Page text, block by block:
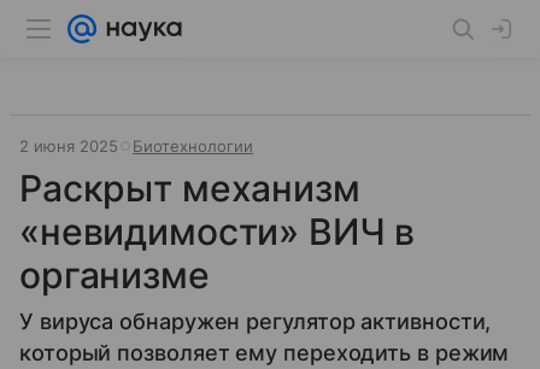
2 июня 2025 Биотехнологии
Раскрыт механизм
«невидимости» ВИЧ в
организме
У вируса обнаружен регулятор активности,
который позволяет ему переходить в режим